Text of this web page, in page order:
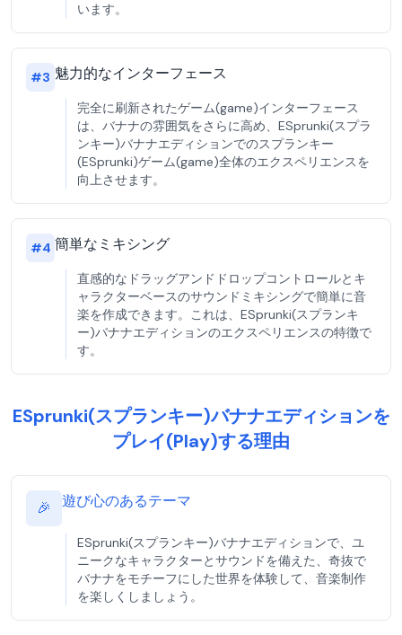
います。
#3 魅力的なインターフェース
完全に刷新されたゲーム(game)インターフェース
は、バナナの雰囲気をさらに高め、ESprunki(スプラ
ンキー)バナナエディションでのスプランキー
(ESprunki)ゲーム(game)全体のエクスペリエンスを
向上させます。
#4 簡単なミキシング
直感的なドラッグアンドドロップコントロールとキ
ャラクターベースのサウンドミキシングで簡単に音
楽を作成できます。これは、ESprunki(スプランキ
ー)バナナエディションのエクスペリエンスの特徴で
す。
ESprunki(スプランキー)バナナエディションを
プレイ(Play)する理由
🎉 遊び心のあるテーマ
ESprunki(スプランキー)バナナエディションで、ユ
ニークなキャラクターとサウンドを備えた、奇抜で
バナナをモチーフにした世界を体験して、音楽制作
を楽しくしましょう。